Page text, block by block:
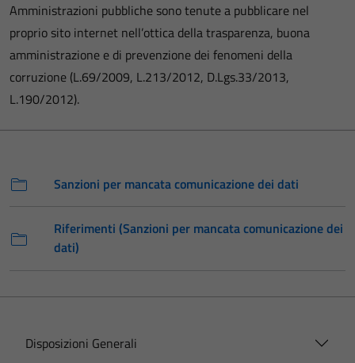
Amministrazioni pubbliche sono tenute a pubblicare nel
proprio sito internet nell’ottica della trasparenza, buona
amministrazione e di prevenzione dei fenomeni della
corruzione (L.69/2009, L.213/2012, D.Lgs.33/2013,
L.190/2012).
Sanzioni per mancata comunicazione dei dati
Riferimenti (Sanzioni per mancata comunicazione dei
dati)
Disposizioni Generali